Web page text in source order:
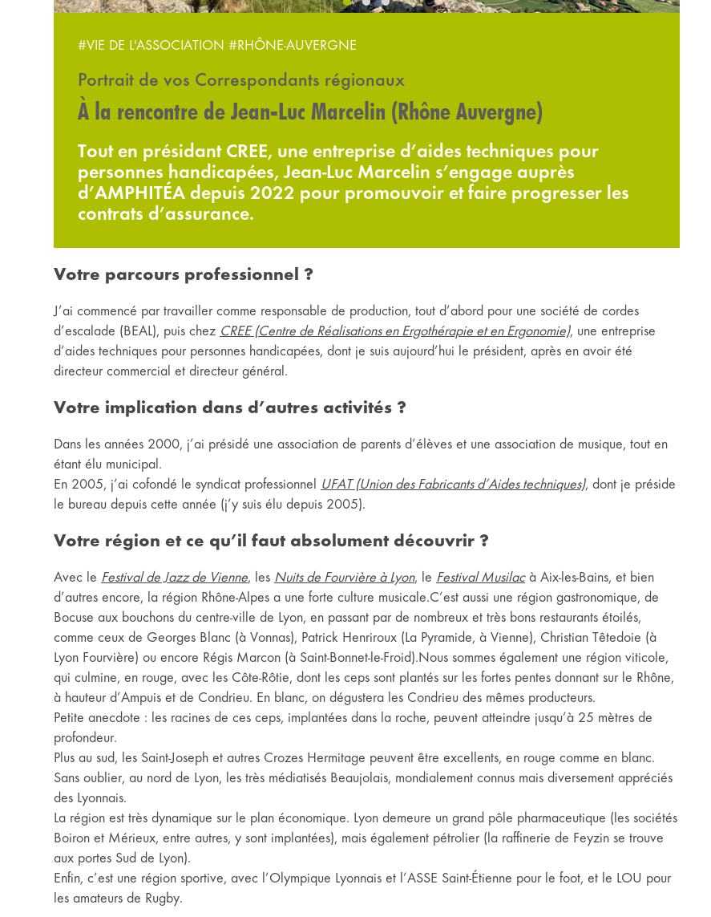
#VIE DE L'ASSOCIATION #RHÔNE-AUVERGNE
Portrait de vos Correspondants régionaux
À la rencontre de Jean-Luc Marcelin (Rhône Auvergne)
Tout en présidant CREE, une entreprise d’aides techniques pour
personnes handicapées, Jean-Luc Marcelin s’engage auprès
d’AMPHITÉA depuis 2022 pour promouvoir et faire progresser les
contrats d’assurance.
Votre parcours professionnel ?
J’ai commencé par travailler comme responsable de production, tout d’abord pour une société de cordes
d’escalade (BEAL), puis chez CREE (Centre de Réalisations en Ergothérapie et en Ergonomie), une entreprise
d’aides techniques pour personnes handicapées, dont je suis aujourd’hui le président, après en avoir été
directeur commercial et directeur général.
Votre implication dans d’autres activités ?
Dans les années 2000, j’ai présidé une association de parents d’élèves et une association de musique, tout en
étant élu municipal.
En 2005, j’ai cofondé le syndicat professionnel UFAT (Union des Fabricants d’Aides techniques), dont je préside
le bureau depuis cette année (j’y suis élu depuis 2005).
Votre région et ce qu’il faut absolument découvrir ?
Avec le Festival de Jazz de Vienne, les Nuits de Fourvière à Lyon, le Festival Musilacà Aix-les-Bains, et bien
d’autres encore, la région Rhône-Alpes a une forte culture musicale.C’est aussi une région gastronomique, de
Bocuse aux bouchons du centre-ville de Lyon, en passant par de nombreux et très bons restaurants étoilés,
comme ceux de Georges Blanc (à Vonnas), Patrick Henriroux (La Pyramide, à Vienne), Christian Têtedoie (à
Lyon Fourvière) ou encore Régis Marcon (à Saint-Bonnet-le-Froid).Nous sommes également une région viticole,
qui culmine, en rouge, avec les Côte-Rôtie, dont les ceps sont plantés sur les fortes pentes donnant sur le Rhône,
à hauteur d’Ampuis et de Condrieu. En blanc, on dégustera les Condrieu des mêmes producteurs.
Petite anecdote : les racines de ces ceps, implantées dans la roche, peuvent atteindre jusqu’à 25 mètres de
profondeur.
Plus au sud, les Saint-Joseph et autres Crozes Hermitage peuvent être excellents, en rouge comme en blanc.
Sans oublier, au nord de Lyon, les très médiatisés Beaujolais, mondialement connus mais diversement appréciés
des Lyonnais.
La région est très dynamique sur le plan économique. Lyon demeure un grand pôle pharmaceutique (les sociétés
Boiron et Mérieux, entre autres, y sont implantées), mais également pétrolier (la raffinerie de Feyzin se trouve
aux portes Sud de Lyon).
Enfin, c’est une région sportive, avec l’Olympique Lyonnais et l’ASSE Saint-Étienne pour le foot, et le LOU pour
les amateurs de Rugby.